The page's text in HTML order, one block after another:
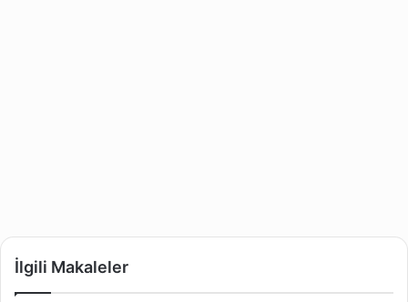
İlgili Makaleler